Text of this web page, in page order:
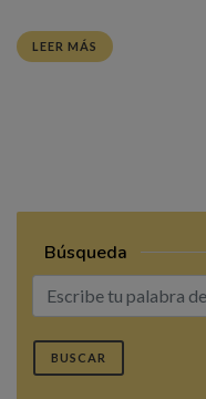
LEER MÁS
Búsqueda
BUSCAR